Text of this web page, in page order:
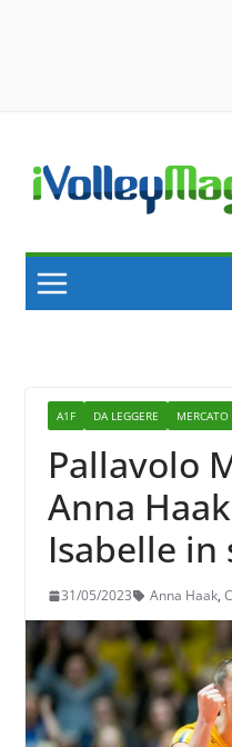
content
A1F DA LEGGERE MERCATO
Pallavolo
Anna
Isabelle in
giocherà
di Cuneo
31/05/2023 Anna Haak,